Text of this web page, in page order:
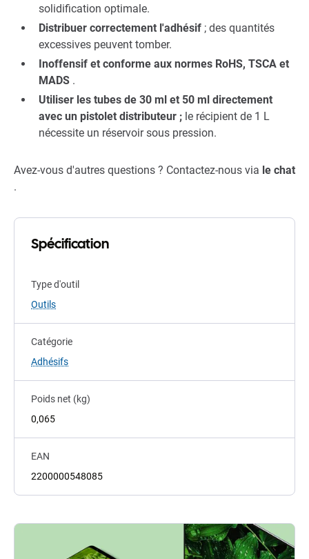
solidification optimale.
Distribuer correctement l'adhésif ; des quantités
excessives peuvent tomber.
Inoffensif et conforme aux normes RoHS, TSCA et
MADS .
Utiliser les tubes de 30 ml et 50 ml directement
avec un pistolet distributeur ; le récipient de 1 L
nécessite un réservoir sous pression.
Avez-vous d'autres questions ? Contactez-nous via le chat
.
Spécification
Type d'outil
Outils
Catégorie
Adhésifs
Poids net (kg)
0,065
EAN
2200000548085